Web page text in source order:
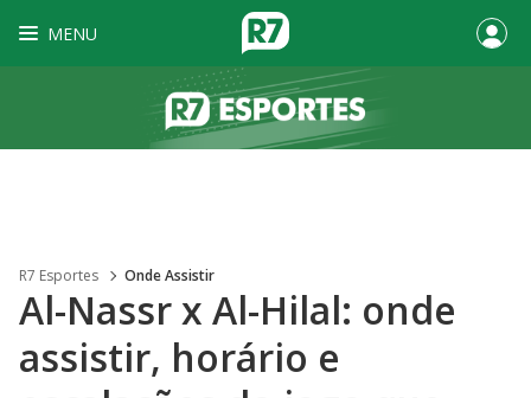
MENU
R7 Esportes Onde Assistir
Al-Nassr x Al-Hilal: onde
assistir, horário e